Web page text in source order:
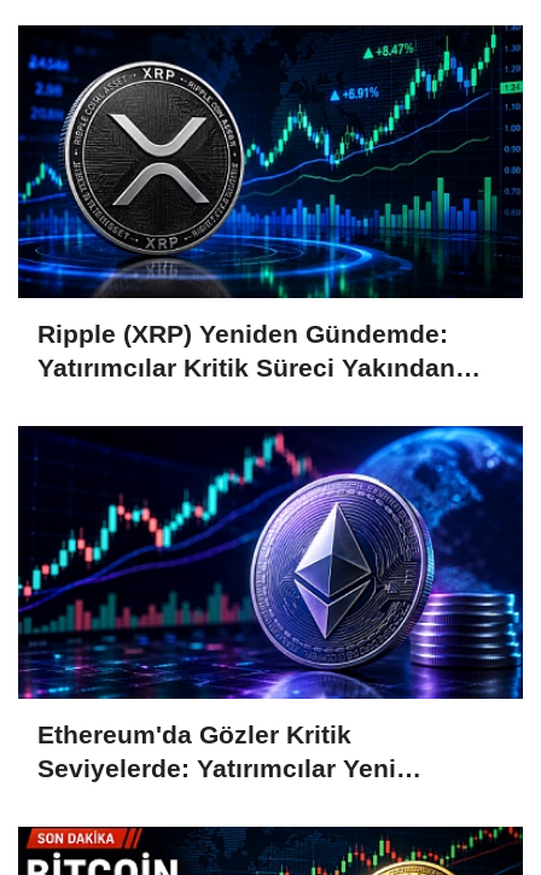
Ripple (XRP) Yeniden Gündemde:
Yatırımcılar Kritik Süreci Yakından
Ethereum'da Gözler Kritik
Seviyelerde: Yatırımcılar Yeni